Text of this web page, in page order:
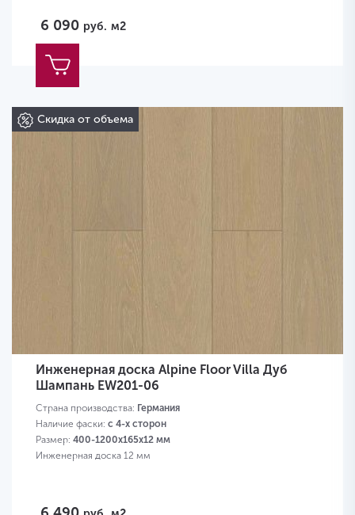
6 090 руб. м2
Скидка от объема
Инженерная доска Alpine Floor Villa Дуб
Шампань EW201-06
Страна производства: Германия
Наличие фаски: с 4-х сторон
Размер: 400-1200х165х12 мм
Инженерная доска 12 мм